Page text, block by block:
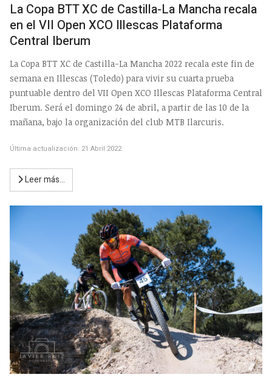
La Copa BTT XC de Castilla-La Mancha recala
en el VII Open XCO Illescas Plataforma
Central Iberum
La Copa BTT XC de Castilla-La Mancha 2022 recala este fin de
semana en Illescas (Toledo) para vivir su cuarta prueba
puntuable dentro del VII Open XCO Illescas Plataforma Central
Iberum. Será el domingo 24 de abril, a partir de las 10 de la
mañana, bajo la organización del club MTB Ilarcuris.
Última actualización: 21 Abril 2022
Leer más…